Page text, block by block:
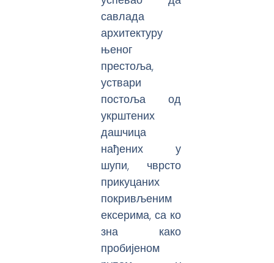
савлада
архитектуру
њеног
престоља,
уствари
постоља од
укрштених
дашчица
нађених у
шупи, чврсто
прикуцаних
покривљеним
ексерима, са ко
зна како
пробијеном